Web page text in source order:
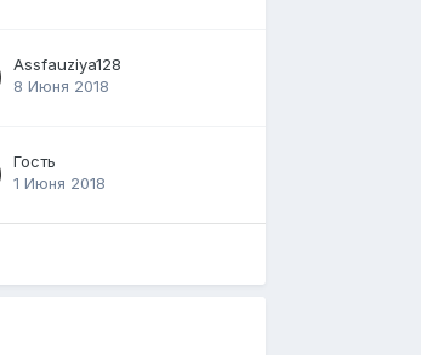
Assfauziya128
8 Июня 2018
Гость
1 Июня 2018